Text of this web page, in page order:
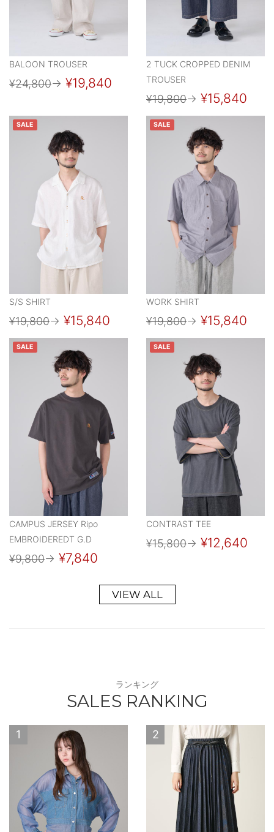
BALOON TROUSER
¥24,800→ ¥19,840
2 TUCK CROPPED DENIM
TROUSER
¥19,800→ ¥15,840
SALE
S/S SHIRT
¥19,800→ ¥15,840
SALE
WORK SHIRT
¥19,800→ ¥15,840
SALE
CAMPUS JERSEY Ripo
EMBROIDEREDT G.D
¥9,800→ ¥7,840
SALE
CONTRAST TEE
¥15,800→ ¥12,640
VIEW ALL
ランキング
SALES RANKING
1 2